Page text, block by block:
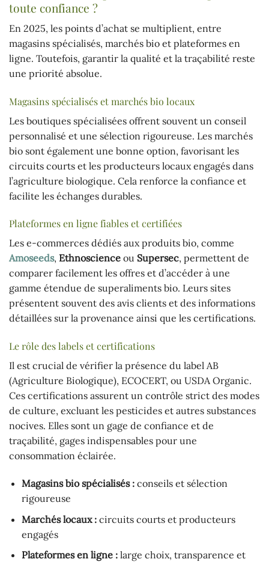
toute confiance ?
En 2025, les points d’achat se multiplient, entre
magasins spécialisés, marchés bio et plateformes en
ligne. Toutefois, garantir la qualité et la traçabilité reste
une priorité absolue.
Magasins spécialisés et marchés bio locaux
Les boutiques spécialisées offrent souvent un conseil
personnalisé et une sélection rigoureuse. Les marchés
bio sont également une bonne option, favorisant les
circuits courts et les producteurs locaux engagés dans
l’agriculture biologique. Cela renforce la confiance et
facilite les échanges durables.
Plateformes en ligne fiables et certifiées
Les e-commerces dédiés aux produits bio, comme
Amoseeds, Ethnoscience ou Supersec, permettent de
comparer facilement les offres et d’accéder à une
gamme étendue de superaliments bio. Leurs sites
présentent souvent des avis clients et des informations
détaillées sur la provenance ainsi que les certifications.
Le rôle des labels et certifications
Il est crucial de vérifier la présence du label AB
(Agriculture Biologique), ECOCERT, ou USDA Organic.
Ces certifications assurent un contrôle strict des modes
de culture, excluant les pesticides et autres substances
nocives. Elles sont un gage de confiance et de
traçabilité, gages indispensables pour une
consommation éclairée.
Magasins bio spécialisés :conseils et sélection
rigoureuse
Marchés locaux :circuits courts et producteurs
engagés
Plateformes en ligne :large choix, transparence et